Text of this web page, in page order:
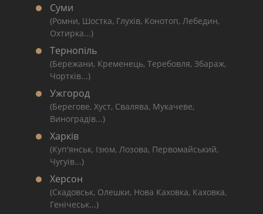
Суми
(Ромни, Шостка, Глухів, Конотоп, Лебедин,
Охтирка...)
Тернопіль
(Бережани, Кременець, Теребовля, Збараж,
Чортків...)
Ужгород
(Берегове, Хуст, Свалява, Мукачеве,
Виноградів...)
Харків
(Куп'янськ, Ізюм, Лозова, Первомайський,
Чугуїв...)
Херсон
(Скадовськ, Олешки, Нова Каховка, Каховка,
Генічеськ...)